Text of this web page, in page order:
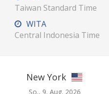
Taiwan Standard Time
WITA
Central Indonesia Time
New York
So., 9. Aug. 2026